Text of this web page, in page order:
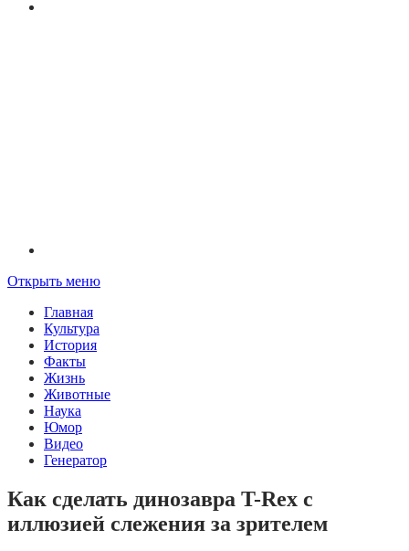
Открыть меню
Главная
Культура
История
Факты
Жизнь
Животные
Наука
Юмор
Видео
Генератор
Как сделать динозавра T-Rex c
иллюзией слежения за зрителем